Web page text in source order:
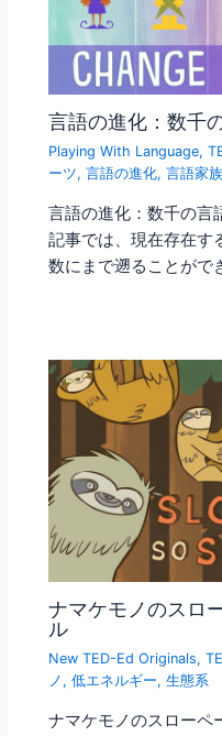
言語の進化：数千
Playing With Language,
ーツ,言語の進化,言語家族
言語の進化：数千の言
記事では、現在存在す
数にまで遡ることがで
ナマケモノのスロ
ル
New TED-Ed Originals,
ノ ,低エネルギー,生態系
ナマケモノのスローペ